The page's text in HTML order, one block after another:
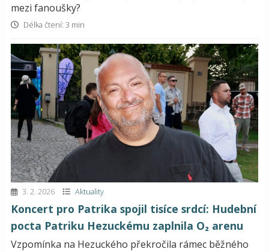
mezi fanoušky?
Délka čtení: 3 min
3. 2. 2026 Aktuality
Koncert pro Patrika spojil tisíce srdcí: Hudební
pocta Patriku Hezuckému zaplnila O₂ arenu
Vzpomínka na Hezuckého překročila rámec běžného